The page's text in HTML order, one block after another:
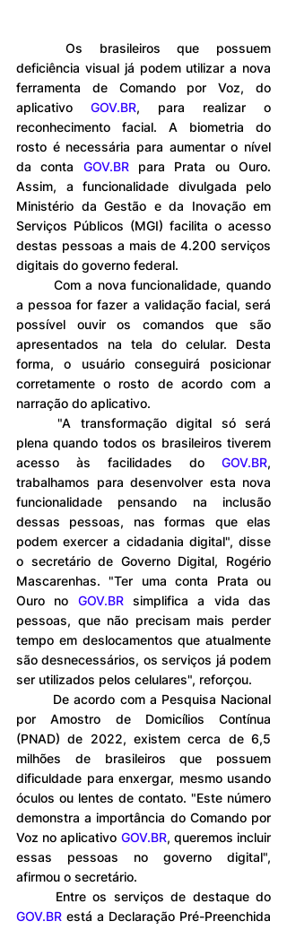
deficiência visual já podem utilizar a nova
ferramenta de Comando por Voz, do
aplicativo GOV.BR, para realizar o
reconhecimento facial. A biometria do
rosto é necessária para aumentar o nível
da conta GOV.BR para Prata ou Ouro.
Assim, a funcionalidade divulgada pelo
Ministério da Gestão e da Inovação em
Serviços Públicos (MGI) facilita o acesso
destas pessoas a mais de 4.200 serviços
digitais do governo federal.
a pessoa for fazer a validação facial, será
possível ouvir os comandos que são
apresentados na tela do celular. Desta
forma, o usuário conseguirá posicionar
corretamente o rosto de acordo com a
narração do aplicativo.
	"A transformação digital só será
plena quando todos os brasileiros tiverem
acesso às facilidades do GOV.BR,
trabalhamos para desenvolver esta nova
funcionalidade pensando na inclusão
dessas pessoas, nas formas que elas
podem exercer a cidadania digital", disse
o secretário de Governo Digital, Rogério
Mascarenhas. "Ter uma conta Prata ou
Ouro no GOV.BR simplifica a vida das
pessoas, que não precisam mais perder
tempo em deslocamentos que atualmente
são desnecessários, os serviços já podem
ser utilizados pelos celulares", reforçou.
por Amostro de Domicílios Contínua
(PNAD) de 2022, existem cerca de 6,5
milhões de brasileiros que possuem
dificuldade para enxergar, mesmo usando
óculos ou lentes de contato. "Este número
demonstra a importância do Comando por
Voz no aplicativo GOV.BR, queremos incluir
essas pessoas no governo digital",
afirmou o secretário.
GOV.BR está a Declaração Pré-Preenchida